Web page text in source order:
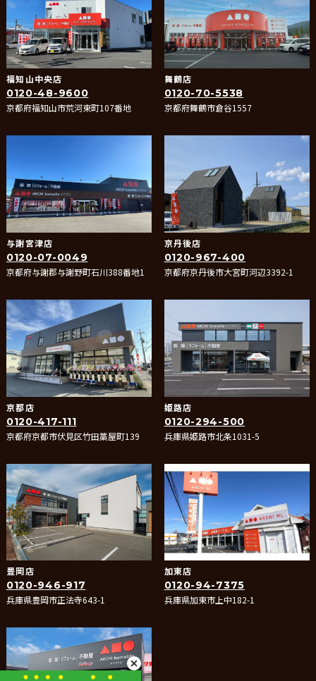
福知山中央店
0120-48-9600
京都府福知山市荒河東町107番地
舞鶴店
0120-70-5538
京都府舞鶴市倉谷1557
与謝宮津店
0120-07-0049
京都府与謝郡与謝野町石川388番地1
京丹後店
0120-967-400
京都府京丹後市大宮町河辺3392-1
京都店
0120-417-111
京都府京都市伏見区竹田藁屋町139
姫路店
0120-294-500
兵庫県姫路市北条1031-5
豊岡店
0120-946-917
兵庫県豊岡市正法寺643-1
加東店
0120-94-7375
兵庫県加東市上中182-1